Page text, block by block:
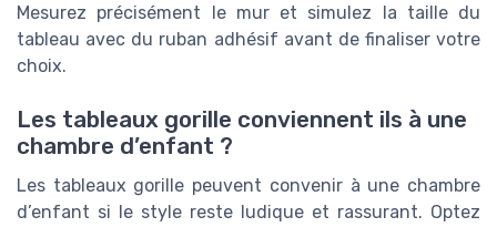
Mesurez précisément le mur et simulez la taille du
tableau avec du ruban adhésif avant de finaliser votre
choix.
Les tableaux gorille conviennent ils à une
chambre d’enfant ?
Les tableaux gorille peuvent convenir à une chambre
d’enfant si le style reste ludique et rassurant. Optez